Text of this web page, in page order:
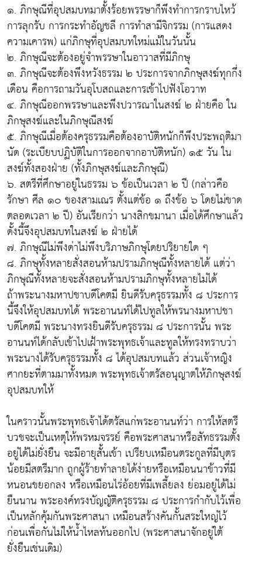
๑. ภิกษุณีที่อุปสมบทมาตั้งร้อยพรรษาก็พึงทำการกราบไหว้
การลุกรับ การกระทำอัญชลี การทำสามีจิกรรม (การแสดง
ความเคารพ) แก่ภิกษุที่อุปสมบทใหม่แม้ในวันนั้น
๒. ภิกษุณีจะต้องอยู่จำพรรษาในอาวาสที่มีภิกษุ
๓. ภิกษุณีจะต้องพึงหวังธรรม ๒ ประการจากภิกษุสงฆ์ทุกกึ่ง
เดือน คือการถามวันอุโบสถและการเข้าไปฟังโอวาท
๔. ภิกษุณีออกพรรษาและพึงปวารณาในสงฆ์ ๒ ฝ่ายคือ ใน
ภิกษุสงฆ์และในภิกษุณีสงฆ์
๕. ภิกษุณีเมื่อต้องครุธรรมคือต้องอาบัติหนักก็พึงประพฤติมา
นัด (ระเบียบปฏิบัติในการออกจากอาบัติหนัก) ๑๕ วัน ใน
สงฆ์ทั้งสองฝ่าย (ทั้งภิกษุสงฆ์และภิกษุณี)
๖. สตรีที่ศึกษาอยู่ในธรรม ๖ ข้อเป็นเวลา ๒ ปี (กล่าวคือ
รักษา ศีล ๑๐ ของสามเณร ตั้งแต่ข้อ ๑ ถึงข้อ ๖ โดยไม่ขาด
ตลอดเวลา ๒ ปี) อันเรียกว่า นางสิกขมานา เมื่อได้ศึกษาแล้ว
ดั้งนี้จึงอุปสมบทในสงฆ์ ๒ ฝ่ายได้
๗. ภิกษุณีไม่พึงด่าไม่พึงบริภาษภิกษุโดยปริยายใด ๆ
๘. ภิกษุทั้งหลายสั่งสอนห้ามปรามภิกษุณีทั้งหลายได้ แต่ว่า
ภิกษุณีทั้งหลายจะสั่งสอนห้ามปรามภิกษุทั้งหลายไม่ได้
ถ้าพระนางมหาปชาบดีโคตมี ยินดีรับครุธรรมทั้ง ๘ ประการ
นี้จึงให้อุปสมบทได้ พระอานนท์ได้ไปทูลให้พรนางมหาปชา
บดีโคตมี พระนางทรงยินดีรับครุธรรม ๘ ประการนั้น พระ
อานนท์ได้กลับเข้าไปเฝ้าพระพุทธเจ้าและทูลให้ทรงทราบว่า
พระนางได้รับครุธรรมทั้ง ๘ ได้อุปสมบทแล้ว ส่วนเจ้าหญิง
ศากยะที่ตามมาทั้งหมด พระพุทธเจ้าตรัสอนุญาตให้ภิกษุสงฆ์
อุปสมบทให้
ในคราวนั้นพระพุทธเจ้าได้ตรัสแก่พระอานนท์ว่า การให้สตรี
บวชจะเป็นเหตุให้พรหมจรรย์ คือพระศาสนาหรือสัทธรรมตั้ง
อยู่ได้ไม่ยั่งยืน จะมีอายุสั้นเข้า เปรียบเหมือนตระกูลที่มีบุตร
น้อยมีสตรีมาก ถูกผู้ร้ายทำลายได้ง่ายหรือเหมือนนาข้าวที่มี
หนอนขยอกลง หรือเหมือนไร่อ้อยที่มีเพลี้ยลง ย่อมอยู่ได้ไม่
ยืนนาน พระองค์ทรงบัญญัติครุธรรม ๘ ประการกำกับไว้เพื่อ
เป็นหลักคุ้มกันพระศาสนา เหมือนสร้างคันกั้นสระใหญ่ไว้
ก่อนเพื่อกันไม่ให้น้ำไหลท้นออกไป (พระศาสนาจักอยู่ใต้
ยั่งยืนเช่นเดิม)